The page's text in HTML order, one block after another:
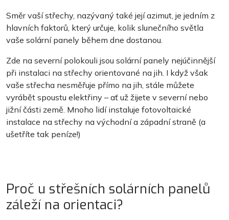
Směr vaší střechy, nazývaný také její azimut, je jedním z
hlavních faktorů, který určuje, kolik slunečního světla
vaše solární panely během dne dostanou.
Zde na severní polokouli jsou solární panely nejúčinnější
při instalaci na střechy orientované na jih. I když však
vaše střecha nesměřuje přímo na jih, stále můžete
vyrábět spoustu elektřiny – ať už žijete v severní nebo
jižní části země. Mnoho lidí instaluje fotovoltaické
instalace na střechy na východní a západní straně (a
ušetříte tak peníze!)
Proč u střešních solárních panelů
záleží na orientaci?